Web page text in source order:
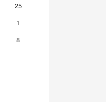
25
1
8